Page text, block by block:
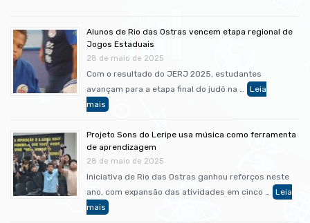
Alunos de Rio das Ostras vencem etapa regional de
Jogos Estaduais
28 de maio de 2025
Com o resultado do JERJ 2025, estudantes
avançam para a etapa final do judô na …
Projeto Sons do Leripe usa música como ferramenta
de aprendizagem
28 de maio de 2025
Iniciativa de Rio das Ostras ganhou reforços neste
ano, com expansão das atividades em cinco …